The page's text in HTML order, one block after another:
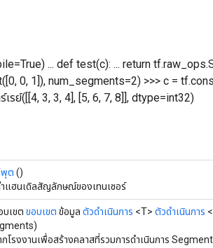
... def test(c): ... return
0, 1]), num_segments=2) >>> c =
เรย์([[4, 3, 3, 4], [5, 6, 7, 8]], dtype=int32)
พุต ()
แฮนเดิลสัญลักษณ์ของเทนเซอร์
บเขต ขอบเขต ข้อมูล ตัวดำเนินการ <T> ตัวดำเนินการ
กโรงงานเพื่อสร้างคลาสที่รวมการดำเนินการ